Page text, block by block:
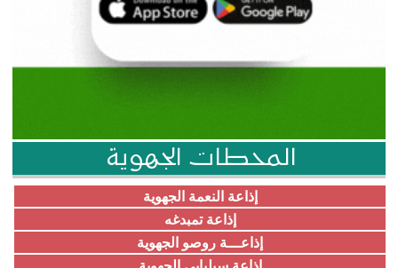
المحطات الجهوية
إذاعة النعمة الجهوية
إذاعة تمبدغه
إذاعـــة روصو الجهوية